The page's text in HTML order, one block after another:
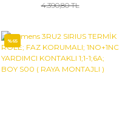
MONTAJLI )
4.390,80 TL
%65